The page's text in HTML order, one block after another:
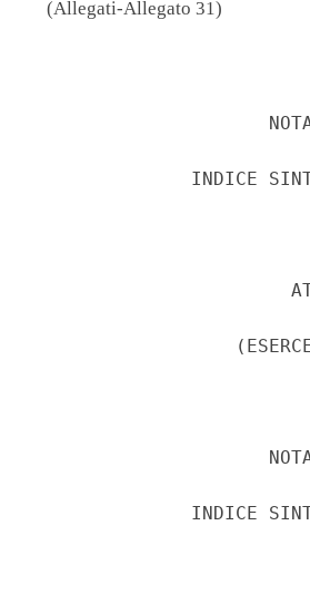
(Allegati-Allegato 31)
INDICE
INDICE